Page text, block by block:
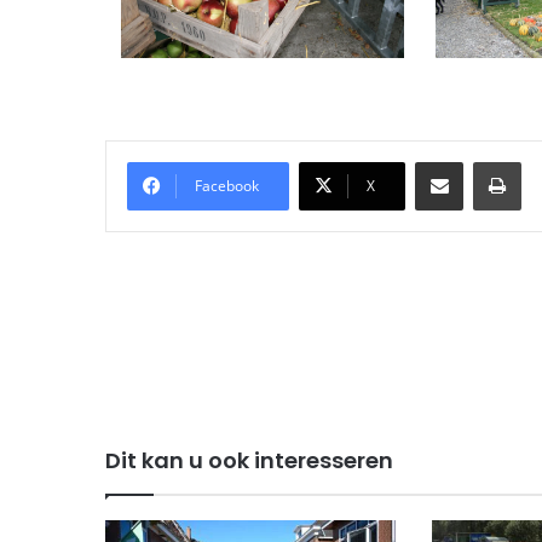
Facebook X
Delen via Email
Dit kan u ook interesseren